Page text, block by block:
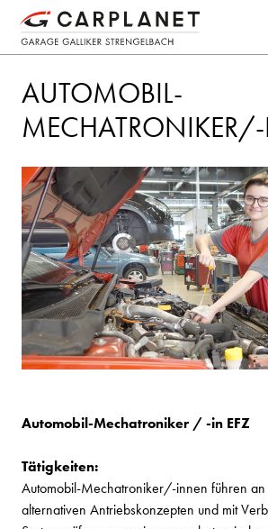
AUTOMOBIL-
Automobil-Mechatroniker / -in EFZ
Tätigkeiten:
Automobil-Mechatroniker/-innen führen an
alternativen Antriebskonzepten und mit